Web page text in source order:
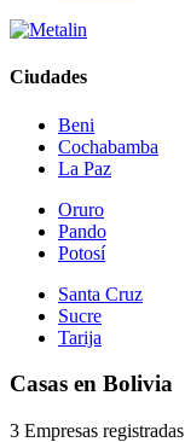
Ciudades
Beni
Cochabamba
La Paz
Oruro
Pando
Potosí
Santa Cruz
Sucre
Tarija
Casas en Bolivia
3 Empresas registradas